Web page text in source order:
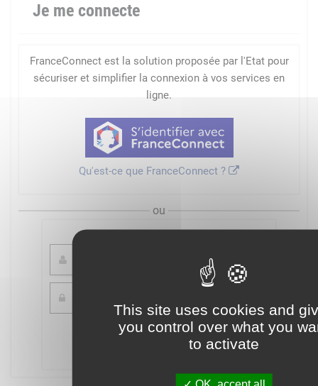
This site uses cookies and
you control over what you
to activate
OK, accept all
Je me connecte
FranceConnect est la solution proposée par l'Etat pour
sécuriser et simplifier la connexion à vos services en
ligne.
Qu'est-ce que FranceConnect ?
ou
Mot de passe oublié ?